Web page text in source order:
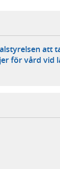
att
för vård vid
i ny flik,
extern
i ny flik,
e-postklient,